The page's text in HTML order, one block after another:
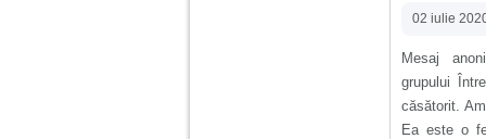
02 iulie
Mesaj
grupului
căsătorit.
Ea este o